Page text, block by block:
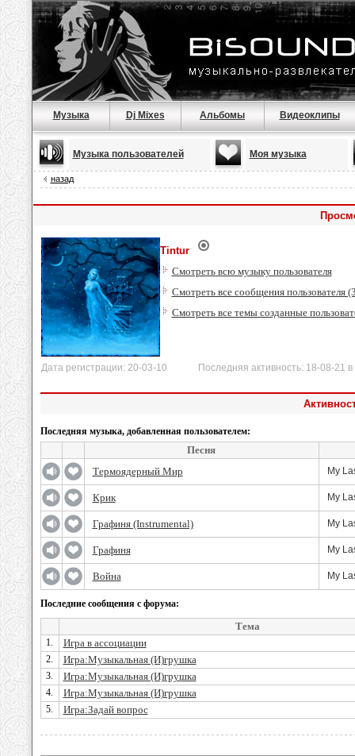
Музыка Dj Mixes Альбомы Видеоклипы
Музыка пользователей Моя музыка
назад
Tintur
Смотреть всю музыку пользователя
Смотреть все сообщения пользователя
Смотреть все темы созданные
Дата регистрации: 20-03-10 Последняя активность: 18-08-21 в
Последняя музыка, добавленная пользователем:
Песня
Термоядерный Мир
My
Крик My
Графиня (Instrumental) My
Графиня My
Война My
Последние сообщения с форума:
Тема
1. Игра в ассоциации
2. Игра:Музыкальная (И)грушка
3. Игра:Музыкальная (И)грушка
4. Игра:Музыкальная (И)грушка
5. Игра:Задай вопрос